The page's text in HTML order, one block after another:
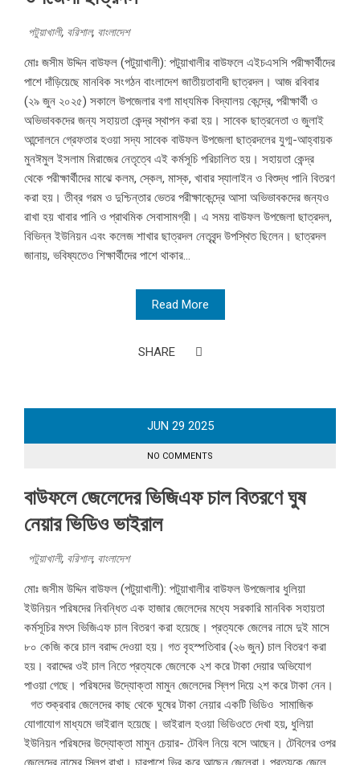
পটুয়াখালী, বরিশাল, বাংলাদেশ
মোঃ জসীম উদ্দিন বাউফল (পটুয়াখালী): পটুয়াখালীর বাউফলে এইচএসসি পরীক্ষার্থীদের
পাশে দাঁড়িয়েছে মানবিক সংগঠন বাংলাদেশ জাতীয়তাবাদী ছাত্রদল।‌ আজ রবিবার
(২৯ জুন ২০২৫) সকালে উপজেলার বগা মাধ্যমিক বিদ্যালয় কেন্দ্রে, পরীক্ষার্থী ও
অভিভাবকদের জন্য সহায়তা কেন্দ্র স্থাপন করা হয়। সাবেক ছাত্রনেতা ও জুলাই
আন্দোলনে গ্রেফতার হওয়া সদ্য সাবেক বাউফল উপজেলা ছাত্রদলের যুগ্ম-আহ্বায়ক
মুনঈমুল ইসলাম মিরাজের নেতৃত্বে এই কর্মসূচি পরিচালিত হয়। সহায়তা কেন্দ্র
থেকে পরীক্ষার্থীদের মাঝে কলম, স্কেল, মাস্ক, খাবার স্যালাইন ও বিশুদ্ধ পানি বিতরণ
করা হয়। তীব্র গরম ও দুশ্চিন্তার ভেতর পরীক্ষাকেন্দ্রে আসা অভিভাবকদের জন্যও
রাখা হয় খাবার পানি ও প্রাথমিক সেবাসামগ্রী। এ সময় বাউফল উপজেলা ছাত্রদল,
বিভিন্ন ইউনিয়ন এবং কলেজ শাখার ছাত্রদল নেতৃবৃন্দ উপস্থিত ছিলেন। ছাত্রদল
জানায়, ভবিষ্যতেও শিক্ষার্থীদের পাশে থাকার...
Read More
SHARE
JUN 29 2025
NO COMMENTS
বাউফলে জেলেদের ভিজিএফ চাল বিতরণে ঘুষ
নেয়ার ভিডিও ভাইরাল
পটুয়াখালী, বরিশাল, বাংলাদেশ
মোঃ জসীম উদ্দিন বাউফল (পটুয়াখালী): পটুয়াখালীর বাউফল উপজেলার ধুলিয়া
ইউনিয়ন পরিষদের নিবন্ধিত এক হাজার জেলেদের মধ্যে সরকারি মানবিক সহায়তা
কর্মসূচির মৎস ভিজিএফ চাল বিতরণ করা হয়েছে। প্রত্যকে জেলের নামে দুই মাসে
৮০ কেজি করে চাল বরাদ্দ দেওয়া হয়। গত বৃহস্পতিবার (২৬ জুন) চাল বিতরণ করা
হয়। বরাদ্দের ওই চাল নিতে প্রত্যকে জেলেকে ২শ করে টাকা দেয়ার অভিযোগ
পাওয়া গেছে। পরিষদের উদ্যোক্তা মামুন জেলেদের স্লিপ দিয়ে ২শ করে টাকা নেন।
গত শুক্রবার জেলেদের কাছ থেকে ঘুষের টাকা নেয়ার একটি ভিডিও সামাজিক
যোগাযোগ মাধ্যমে ভাইরাল হয়েছে। ভাইরাল হওয়া ভিডিওতে দেখা হয়, ধুলিয়া
ইউনিয়ন পরিষদের উদ্যোক্তা মামুন চেয়ার- টেবিল নিয়ে বসে আছেন। টেবিলের ওপর